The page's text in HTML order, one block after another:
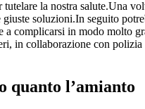
la nostra salute.Una
soluzioni.In seguito
a complicarsi in modo
in collaborazione con
quanto l’amianto